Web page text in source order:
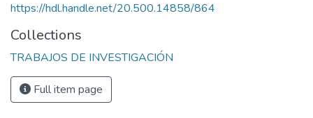
https://hdl.handle.net/20.500.14858/864
Collections
TRABAJOS DE INVESTIGACIÓN
Full item page